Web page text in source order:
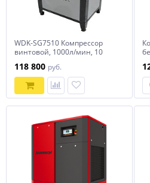
WDK-SG7510 Компрессор
винтовой, 1000л/мин, 10
118 800 руб.